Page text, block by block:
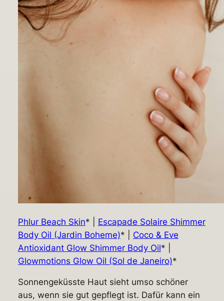
Phlur Beach Skin* | Escapade Solaire Shimmer
Body Oil (Jardin Boheme)* | Coco & Eve
Antioxidant Glow Shimmer Body Oil* |
Glowmotions Glow Oil (Sol de Janeiro)*
Sonnengeküsste Haut sieht umso schöner
aus, wenn sie gut gepflegt ist. Dafür kann ein